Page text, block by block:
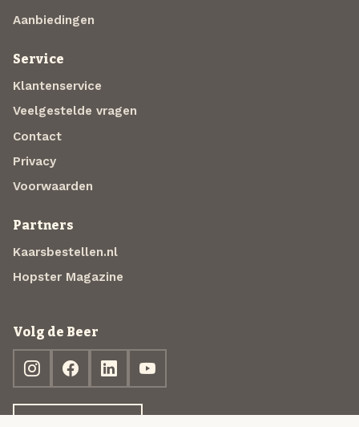
Aanbiedingen
Service
Klantenservice
Veelgestelde vragen
Contact
Privacy
Voorwaarden
Partners
Kaarsbestellen.nl
Hopster Magazine
Volg de Beer